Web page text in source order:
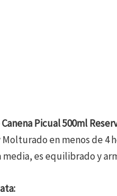
Picual 500ml
Molturado en menos de 4
es equilibrado y